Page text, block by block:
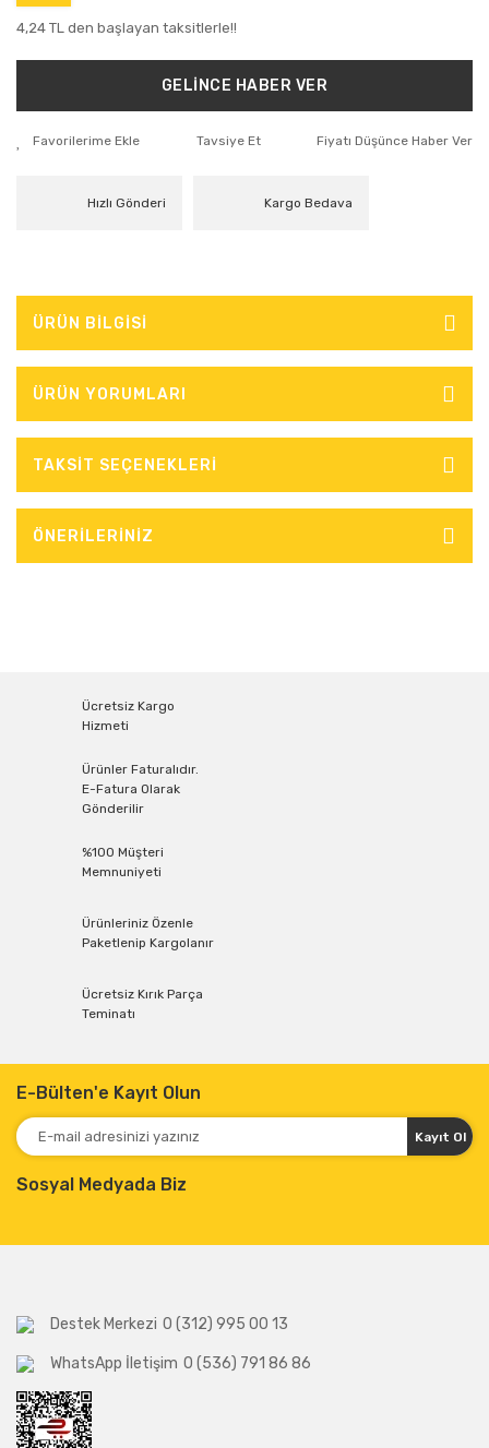
4,24 TL den başlayan taksitlerle!!
GELİNCE HABER VER
Tavsiye Et Fiyatı Düşünce Haber Ver
Hızlı Gönderi Kargo Bedava
ÜRÜN BİLGİSİ
ÜRÜN YORUMLARI
TAKSİT SEÇENEKLERİ
ÖNERİLERİNİZ
Ücretsiz Kargo
Hizmeti
Ürünler Faturalıdır.
E-Fatura Olarak
Gönderilir
%100 Müşteri
Memnuniyeti
Ürünleriniz Özenle
Paketlenip Kargolanır
Ücretsiz Kırık Parça
Teminatı
E-Bülten'e Kayıt Olun
Kayıt Ol
Sosyal Medyada Biz
Destek Merkezi 0 (312) 995 00 13
WhatsApp İletişim 0 (536) 791 86 86